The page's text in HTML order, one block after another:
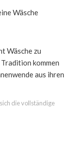
Wäsche
Wäsche zu
kommen
aus ihren
sich die vollständige